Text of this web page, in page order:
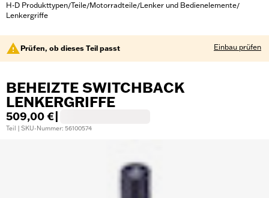
H-D Produkttypen/Teile/Motorradteile/Lenker und Bedienelemente/
Lenkergriffe
Prüfen, ob dieses Teil passt Einbau prüfen
BEHEIZTE SWITCHBACK
LENKERGRIFFE
509,00 €
Teil | SKU-Nummer: 56100574